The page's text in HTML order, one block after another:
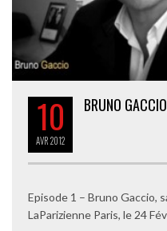
10
AVR2012
BRUNO
Episode 1 – Bruno Gaccio,
LaParizienne Paris, le 24